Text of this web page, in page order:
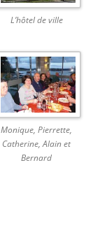
L’hôtel de ville
Monique, Pierrette,
Catherine, Alain et
Bernard